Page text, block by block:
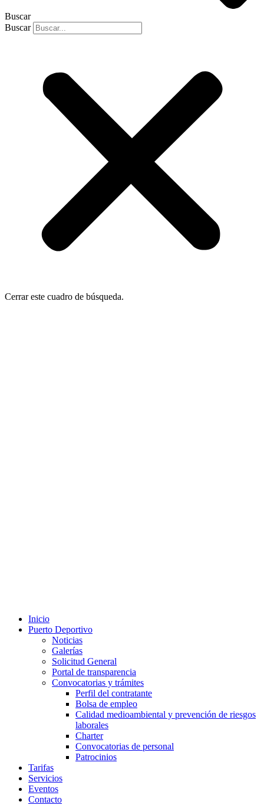
Buscar
Buscar
Cerrar este cuadro de búsqueda.
Inicio
Puerto Deportivo
Noticias
Galerías
Solicitud General
Portal de transparencia
Convocatorias y trámites
Perfil del contratante
Bolsa de empleo
Calidad medioambiental y prevención de riesgos
laborales
Charter
Convocatorias de personal
Patrocinios
Tarifas
Servicios
Eventos
Contacto